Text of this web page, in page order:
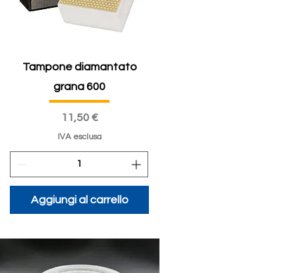
Tampone diamantato
grana 600
Prezzo
11,50 €
IVA esclusa
Aggiungi al carrello